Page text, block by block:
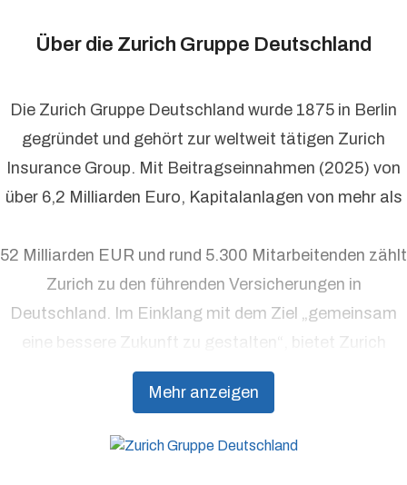
Über die Zurich Gruppe Deutschland
Mehr anzeigen
Die Zurich Gruppe Deutschland wurde 1875 in Berlin
gegründet und gehört zur weltweit tätigen Zurich
Insurance Group. Mit Beitragseinnahmen (2025) von
über 6,2 Milliarden Euro, Kapitalanlagen von mehr als
52 Milliarden EUR und rund 5.300 Mitarbeitenden zählt
Zurich zu den führenden Versicherungen in
Deutschland. Im Einklang mit dem Ziel „gemeinsam
eine bessere Zukunft zu gestalten“, bietet Zurich
Präventionsdienstleistungen an, die über traditionelle
Versicherungsprodukte hinausgehen, um Kunden